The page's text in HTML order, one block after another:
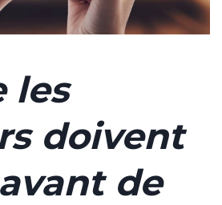
les
doivent
de